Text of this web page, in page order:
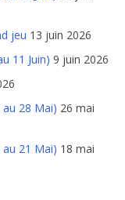
jeu 13 juin 2026
11 Juin) 9 juin 2026
28 Mai) 26 mai
21 Mai) 18 mai